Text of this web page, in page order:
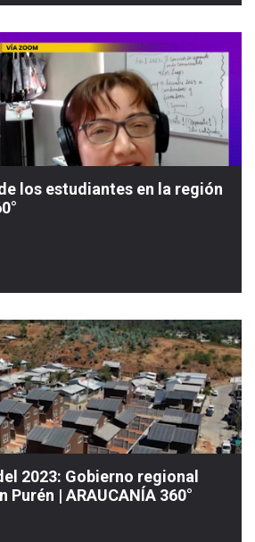
los estudiantes en la región
2023: Gobierno regional
Purén | ARAUCANÍA 360°